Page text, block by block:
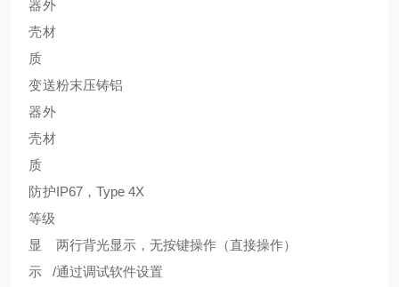
器外
壳材
质
变送
器外
壳材
质
粉末压铸铝
防护
等级
IP67，Type 4X
显
示/
两行背光显示，无按键操作（直接操作）
通过调试软件设置